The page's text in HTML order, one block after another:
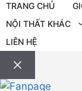
TRANG CHỦ
NỘI THẤT KHÁC
LIÊN HỆ
Đóng